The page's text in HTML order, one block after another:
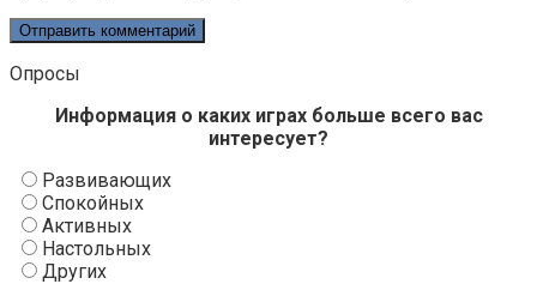
Опросы
Информация о каких играх больше всего вас
интересует?
Развивающих
Спокойных
Активных
Настольных
Других